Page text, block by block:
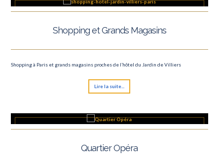
Shopping et Grands Magasins
Shopping à Paris et grands magasins proches de l’hôtel du Jardin de Villiers
Lire la suite...
Quartier Opéra